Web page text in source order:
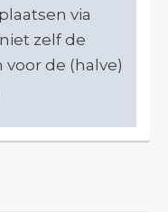
via
zelf de
de (halve)